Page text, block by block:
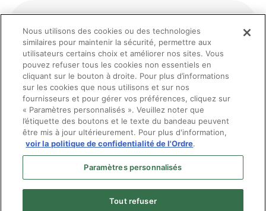
candidats?
À l'issu de l'obtention d'une équivalence
de formation, quel titre j'obtentiendrai?
Nous utilisons des cookies ou des technologies
similaires pour maintenir la sécurité, permettre aux
utilisateurs certains choix et améliorer nos sites. Vous
pouvez refuser tous les cookies non essentiels en
cliquant sur le bouton à droite. Pour plus d’informations
sur les cookies que nous utilisons et sur nos
fournisseurs et pour gérer vos préférences, cliquez sur
« Paramètres personnalisés ». Veuillez noter que
l’étiquette des boutons et le texte du bandeau peuvent
être mis à jour ultérieurement. Pour plus d'information,
voir la politique de confidentialité de l'Ordre.
Paramètres personnalisés
Tout refuser